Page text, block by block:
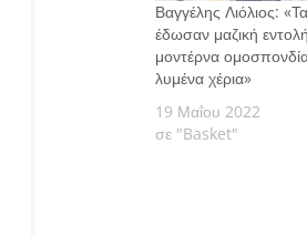
Βαγγέλης Λιόλιος:
έδωσαν μαζική
μοντέρνα
λυμένα χέρια»
19 Μαΐου 2022
σε "Basket"